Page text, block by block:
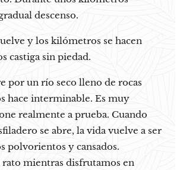
descenso.
y los kilómetros se hacen
castiga sin piedad.
por un río seco lleno de rocas
hace interminable. Es muy
realmente a prueba. Cuando
se abre, la vida vuelve a ser
polvorientos y cansados.
rato mientras disfrutamos en